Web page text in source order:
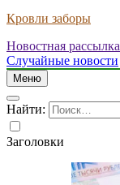
Кровли заборы
Новостная рассылка
Случайные новости
Меню
Найти:
Заголовки